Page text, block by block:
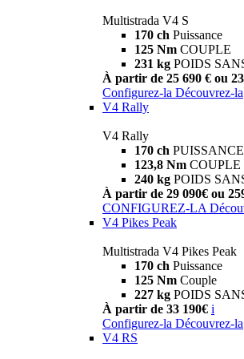
Multistrada V4 S
170 ch Puissance
125 Nm COUPLE
231 kg POIDS
À partir de 25 690 € ou
Configurez-la Découvrez-la
V4 Rally
V4 Rally
170 ch PUISSANCE
123,8 Nm COUPLE
240 kg POIDS
À partir de 29 090€ ou
CONFIGUREZ-LA
V4 Pikes Peak
Multistrada V4 Pikes Peak
170 ch Puissance
125 Nm Couple
227 kg POIDS
À partir de 33 190€ i
Configurez-la Découvrez-la
V4 RS